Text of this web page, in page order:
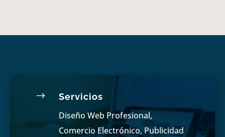
$ Servicios
Diseño Web Profesional,
Comercio Electrónico, Publicidad